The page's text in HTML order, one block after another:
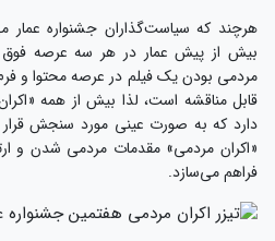
هرچند که سیاست‌گذاران جشنواره
بیش از پیش عمار در هر سه عرصه فوق
مردمی بودن یک فیلم در عرصه محتوا و
قابل مناقشه است، لذا بیش از همه
دارد که به صورت عینی مورد سنجش قرار
«اکران مردمی» مقدمات مردمی شدن و
فراهم می‌سازد.